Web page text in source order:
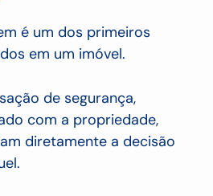
é um dos primeiros
em um imóvel.
de segurança,
com a propriedade,
diretamente a decisão